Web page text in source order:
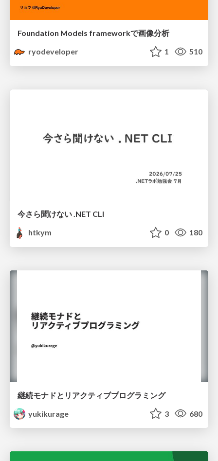
Foundation Models frameworkで画像分析
ryodeveloper
1 510
今さら聞けない .NET CLI
htkym
0 180
継続モナドとリアクティブプログラミング
yukikurage
3 680